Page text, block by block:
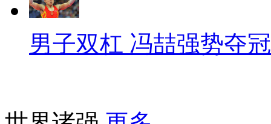
男子双杠 冯喆强势夺冠